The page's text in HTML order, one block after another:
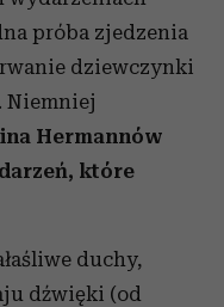
próba zjedzenia
dziewczynki
Niemniej
Hermannów
które
duchy,
dźwięki (od